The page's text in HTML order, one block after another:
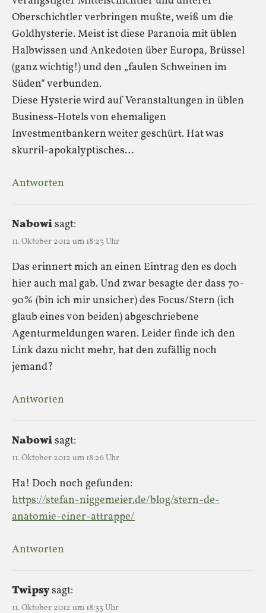
Oberschichtler verbringen mußte, weiß um die
Goldhysterie. Meist ist diese Paranoia mit üblen
Halbwissen und Ankedoten über Europa, Brüssel
(ganz wichtig!) und den „faulen Schweinen im
Süden“ verbunden.
Diese Hysterie wird auf Veranstaltungen in üblen
Business-Hotels von ehemaligen
Investmentbankern weiter geschürt. Hat was
skurril-apokalyptisches…
Antworten
Nabowisagt:
11. Oktober 2012 um 18:23 Uhr
Das erinnert mich an einen Eintrag den es doch
hier auch mal gab. Und zwar besagte der dass 70-
90% (bin ich mir unsicher) des Focus/Stern (ich
glaub eines von beiden) abgeschriebene
Agenturmeldungen waren. Leider finde ich den
Link dazu nicht mehr, hat den zufällig noch
jemand?
Antworten
Nabowisagt:
11. Oktober 2012 um 18:26 Uhr
Ha! Doch noch gefunden:
https://stefan-niggemeier.de/blog/stern-de-
anatomie-einer-attrappe/
Antworten
Twipsysagt:
11. Oktober 2012 um 18:33 Uhr